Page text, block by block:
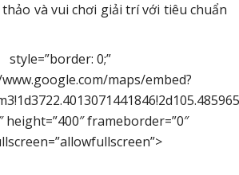
và vui chơi giải trí với tiêu chuẩn
style=”border: 0;”
maps/embed?
height=”400″ frameborder=”0″